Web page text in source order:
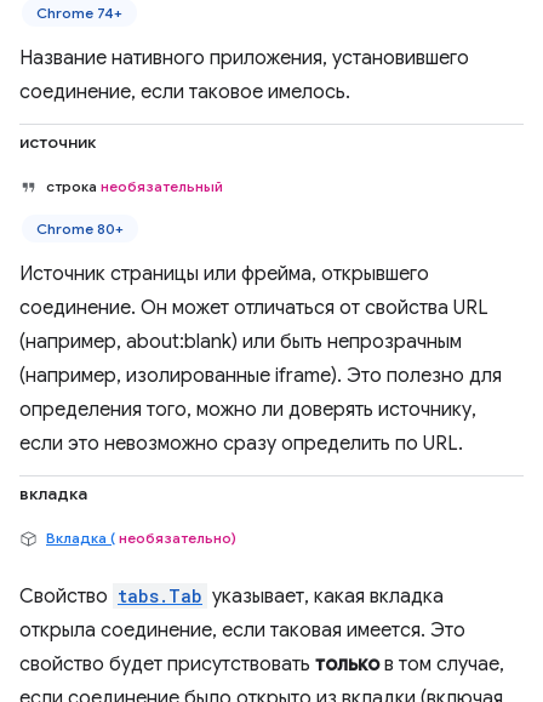
Chrome 74+
Название нативного приложения, установившего
соединение, если таковое имелось.
источник
строка необязательный
Chrome 80+
Источник страницы или фрейма, открывшего
соединение. Он может отличаться от свойства URL
(например, about:blank) или быть непрозрачным
(например, изолированные iframe). Это полезно для
определения того, можно ли доверять источнику,
если это невозможно сразу определить по URL.
вкладка
Вкладка ( необязательно)
Свойство tabs.Tab указывает, какая вкладка
открыла соединение, если таковая имеется. Это
свойство будет присутствовать тольков том случае,